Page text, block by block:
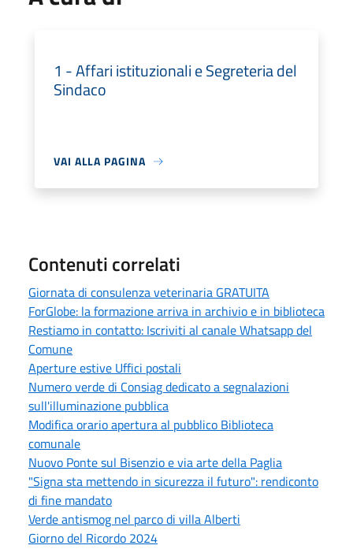
1 - Affari istituzionali e Segreteria del
Sindaco
VAI ALLA PAGINA
Contenuti correlati
Giornata di consulenza veterinaria GRATUITA
ForGlobe: la formazione arriva in archivio e in biblioteca
Restiamo in contatto: Iscriviti al canale Whatsapp del
Comune
Aperture estive Uffici postali
Numero verde di Consiag dedicato a segnalazioni
sull'illuminazione pubblica
Modifica orario apertura al pubblico Biblioteca
comunale
Nuovo Ponte sul Bisenzio e via arte della Paglia
"Signa sta mettendo in sicurezza il futuro": rendiconto
di fine mandato
Verde antismog nel parco di villa Alberti
Giorno del Ricordo 2024